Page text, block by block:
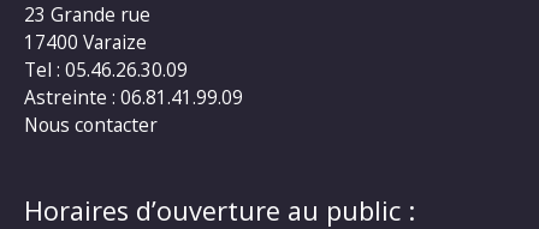
23 Grande rue
17400 Varaize
Tel : 05.46.26.30.09
Astreinte : 06.81.41.99.09
Nous contacter
Horaires d’ouverture au public :